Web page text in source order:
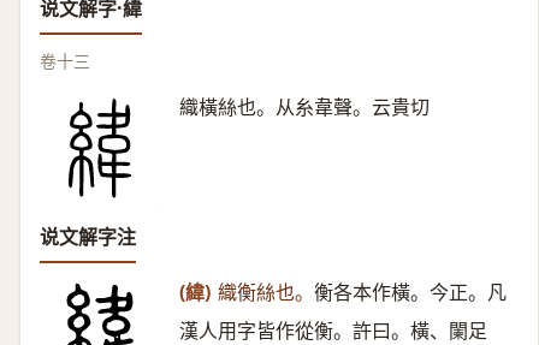
说文解字·緯
卷十三
織橫絲也。从糸韋聲。云貴切
说文解字注
(緯) 織衡絲也。 衡各本作橫。今正。凡
漢人用字皆作從衡。許曰。橫、闌足